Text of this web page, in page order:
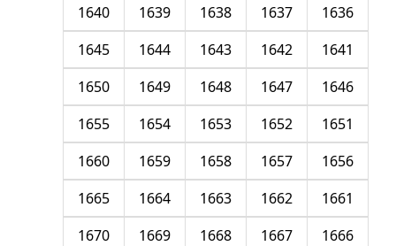
1636
1637
1638
1639
1640
1641
1642
1643
1644
1645
1646
1647
1648
1649
1650
1651
1652
1653
1654
1655
1656
1657
1658
1659
1660
1661
1662
1663
1664
1665
1666
1667
1668
1669
1670